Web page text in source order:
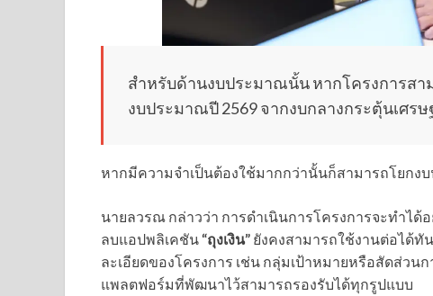
สำหรับด้านงบประมาณนั้น หากโครงการสา
งบประมาณปี 2569 จากงบกลางกระตุ้นเศร
หากมีความจำเป็นต้องใช้มากกว่านั้นก็สามารถโยกง
นายลวรณ กล่าวว่า การดำเนินการโครงการจะทำได้
ลบแอปพลิเคชัน“ถุงเงิน” ยังคงสามารถใช้งานต่อได้ทั
ละเอียดของโครงการ เช่น กลุ่มเป้าหมายหรือสัดส่วน
แพลตฟอร์มที่พัฒนาไว้สามารถรองรับได้ทุกรูปแบบ